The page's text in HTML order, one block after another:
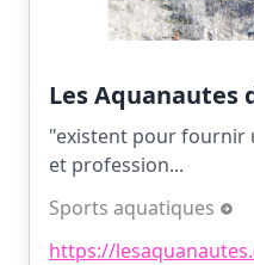
Les Aquanautes
"existent pour fournir
et profession...
Sports aquatiques
https://